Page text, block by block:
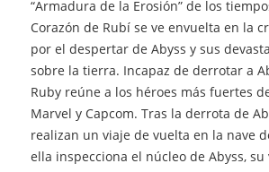
“Armadura de la Erosión” de los
Corazón de Rubí se ve envuelta en la
por el despertar de Abyss y sus
sobre la tierra. Incapaz de derrotar a
Ruby reúne a los héroes más fuertes
Marvel y Capcom. Tras la derrota de
realizan un viaje de vuelta en la nave
ella inspecciona el núcleo de Abyss,